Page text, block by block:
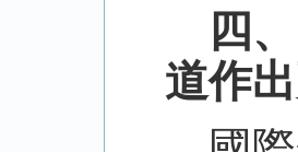
四、
道作